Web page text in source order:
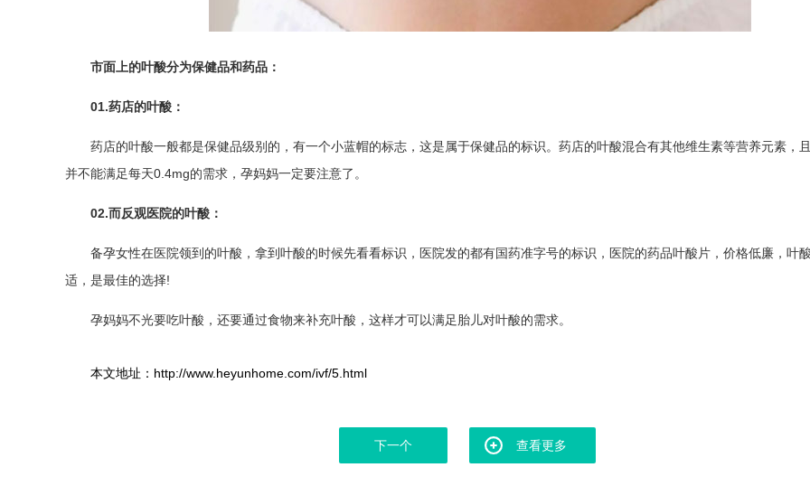
市面上的叶酸分为保健品和药品：
01.药店的叶酸：
药店的叶酸一般都是保健品级别的，有一个小蓝帽的标志，这是属于保健品的标识。药店的叶酸混合有其他维生素等营养元素，
并不能满足每天0.4mg的需求，孕妈妈一定要注意了。
02.而反观医院的叶酸：
备孕女性在医院领到的叶酸，拿到叶酸的时候先看看标识，医院发的都有国药准字号的标识，医院的药品叶酸片，价格低廉，叶
适，是最佳的选择!
孕妈妈不光要吃叶酸，还要通过食物来补充叶酸，这样才可以满足胎儿对叶酸的需求。
本文地址：http://www.heyunhome.com/ivf/5.html
下一个 查看更多